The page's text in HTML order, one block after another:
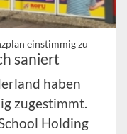
einstimmig zu
saniert
haben
zugestimmt.
Holding